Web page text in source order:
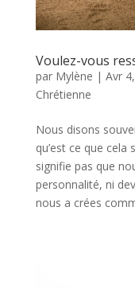
Voulez-vous
par Mylène | Avr
Chrétienne
Nous disons
qu’est ce que cela
signifie pas que
personnalité, ni
nous a crées